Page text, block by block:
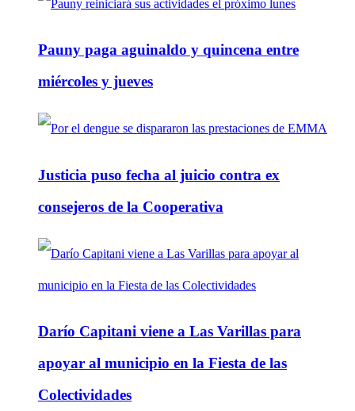
Pauny paga aguinaldo y quincena entre
miércoles y jueves
Justicia puso fecha al juicio contra ex
consejeros de la Cooperativa
Darío Capitani viene a Las Varillas para
apoyar al municipio en la Fiesta de las
Colectividades